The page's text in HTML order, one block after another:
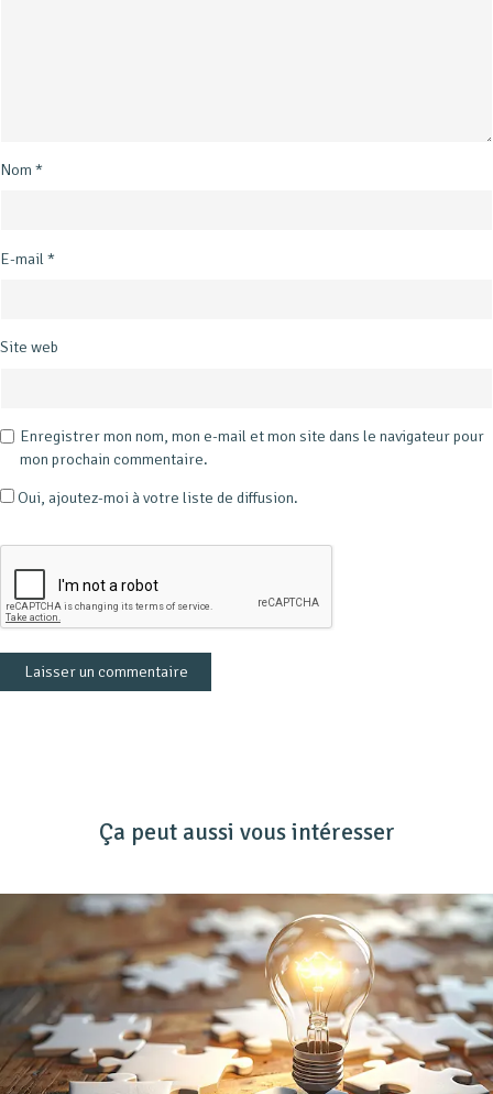
Nom *
E-mail*
Site web
Enregistrer mon nom, mon e-mail et mon site dans le navigateur pour
mon prochain commentaire.
Oui, ajoutez-moi à votre liste de diffusion.
Ça peut aussi vous intéresser